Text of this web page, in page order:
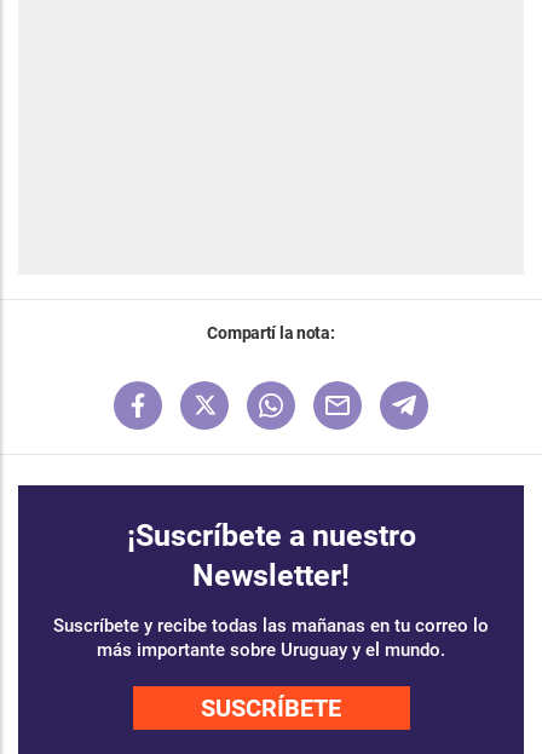
Compartí la nota:
¡Suscríbete a nuestro
Newsletter!
Suscríbete y recibe todas las mañanas en tu correo lo
más importante sobre Uruguay y el mundo.
SUSCRÍBETE